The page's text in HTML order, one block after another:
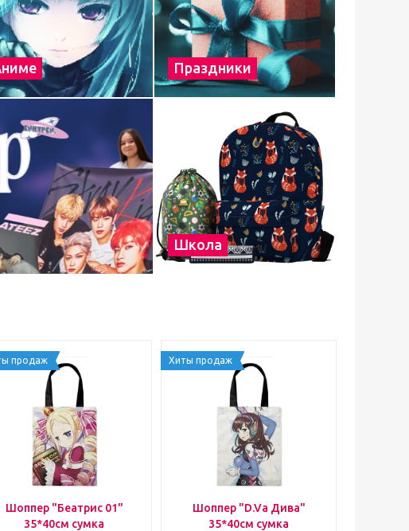
Праздники
Школа
продаж
Шоппер "Беатрис 01"
35*40см сумка
Хиты продаж
Шоппер "D.Va Дива"
35*40см сумка